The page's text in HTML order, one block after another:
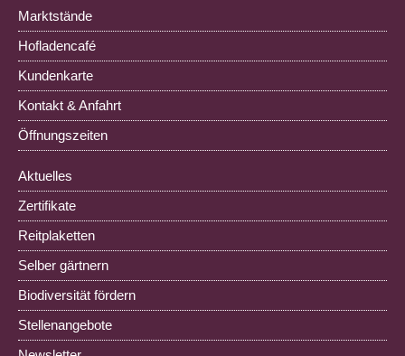
Navigation
überspringen
Marktstände
Hofladencafé
Kundenkarte
Kontakt & Anfahrt
Öffnungszeiten
Navigation
überspringen
Aktuelles
Zertifikate
Reitplaketten
Selber gärtnern
Biodiversität fördern
Stellenangebote